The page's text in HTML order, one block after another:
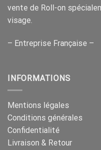
vente de Roll-on
visage.
– Entreprise Française –
INFORMATIONS
Mentions légales
Conditions générales
Confidentialité
Livraison & Retour